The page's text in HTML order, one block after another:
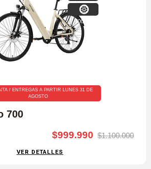
700x38c
/ ENTREGAS A PARTIR LUNES 31 DE
AGOSTO
700
$999.990 $1.100.000
VER DETALLES